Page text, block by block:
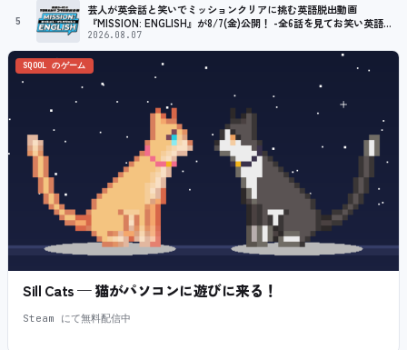
5
芸人が英会話と笑いでミッションクリアに挑む英語脱出動画
『MISSION: ENGLISH』が8/7(金)公開！ -全6話を見てお笑い英語ラ
イブ券が当たるXキャンペーンも開催！-
2026.08.07
SQOOL のゲーム
Sill Cats — 猫がパソコンに遊びに来る！
Steam にて無料配信中